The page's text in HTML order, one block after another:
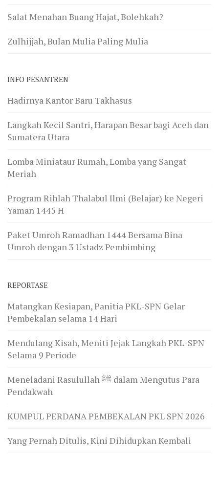
Salat Menahan Buang Hajat, Bolehkah?
Zulhijjah, Bulan Mulia Paling Mulia
INFO PESANTREN
Hadirnya Kantor Baru Takhasus
Langkah Kecil Santri, Harapan Besar bagi Aceh dan
Sumatera Utara
Lomba Miniataur Rumah, Lomba yang Sangat
Meriah
Program Rihlah Thalabul Ilmi (Belajar) ke Negeri
Yaman 1445 H
Paket Umroh Ramadhan 1444 Bersama Bina
Umroh dengan 3 Ustadz Pembimbing
REPORTASE
Matangkan Kesiapan, Panitia PKL-SPN Gelar
Pembekalan selama 14 Hari
Mendulang Kisah, Meniti Jejak Langkah PKL-SPN
Selama 9 Periode
Meneladani Rasulullah ﷺ dalam Mengutus Para
Pendakwah
KUMPUL PERDANA PEMBEKALAN PKL SPN 2026
Yang Pernah Ditulis, Kini Dihidupkan Kembali